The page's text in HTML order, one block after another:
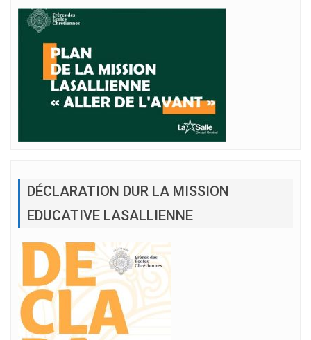
DÉCLARATION DUR LA MISSION
EDUCATIVE LASALLIENNE